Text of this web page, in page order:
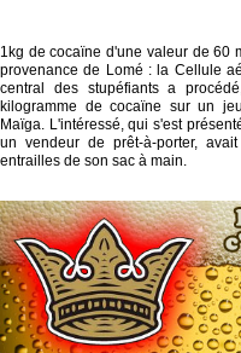
1kg de cocaïne d'une valeur de 60
provenance de Lomé : la Cellule
central des stupéfiants a
kilogramme de cocaïne sur un
Maïga. L'intéressé, qui s'est
un vendeur de prêt-à-porter,
entrailles de son sac à main.